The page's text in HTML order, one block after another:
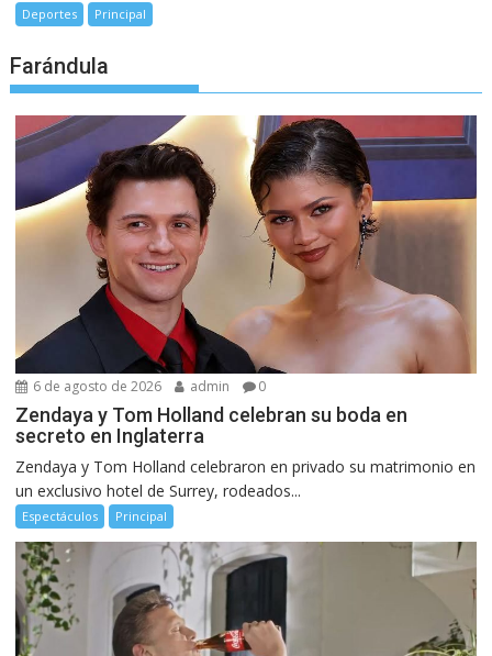
Deportes Principal
Farándula
6 de agosto de 2026 admin 0
Zendaya y Tom Holland celebran su boda en
secreto en Inglaterra
Zendaya y Tom Holland celebraron en privado su matrimonio en
un exclusivo hotel de Surrey, rodeados...
Espectáculos Principal